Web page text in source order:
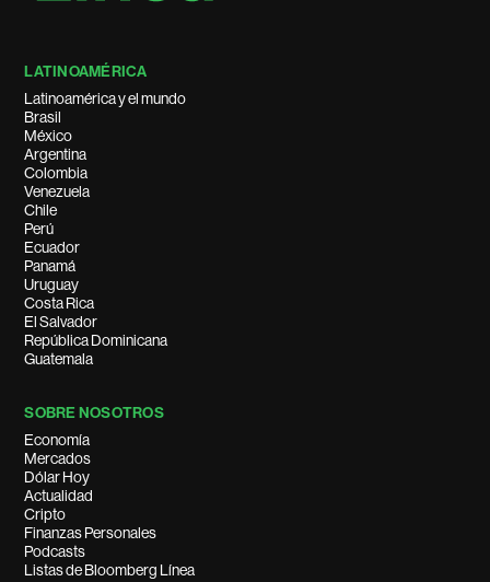
LATINOAMÉRICA
Latinoamérica y el mundo
Brasil
México
Argentina
Colombia
Venezuela
Chile
Perú
Ecuador
Panamá
Uruguay
Costa Rica
El Salvador
República Dominicana
Guatemala
SOBRE NOSOTROS
Economía
Mercados
Dólar Hoy
Actualidad
Cripto
Finanzas Personales
Podcasts
Listas de Bloomberg Línea